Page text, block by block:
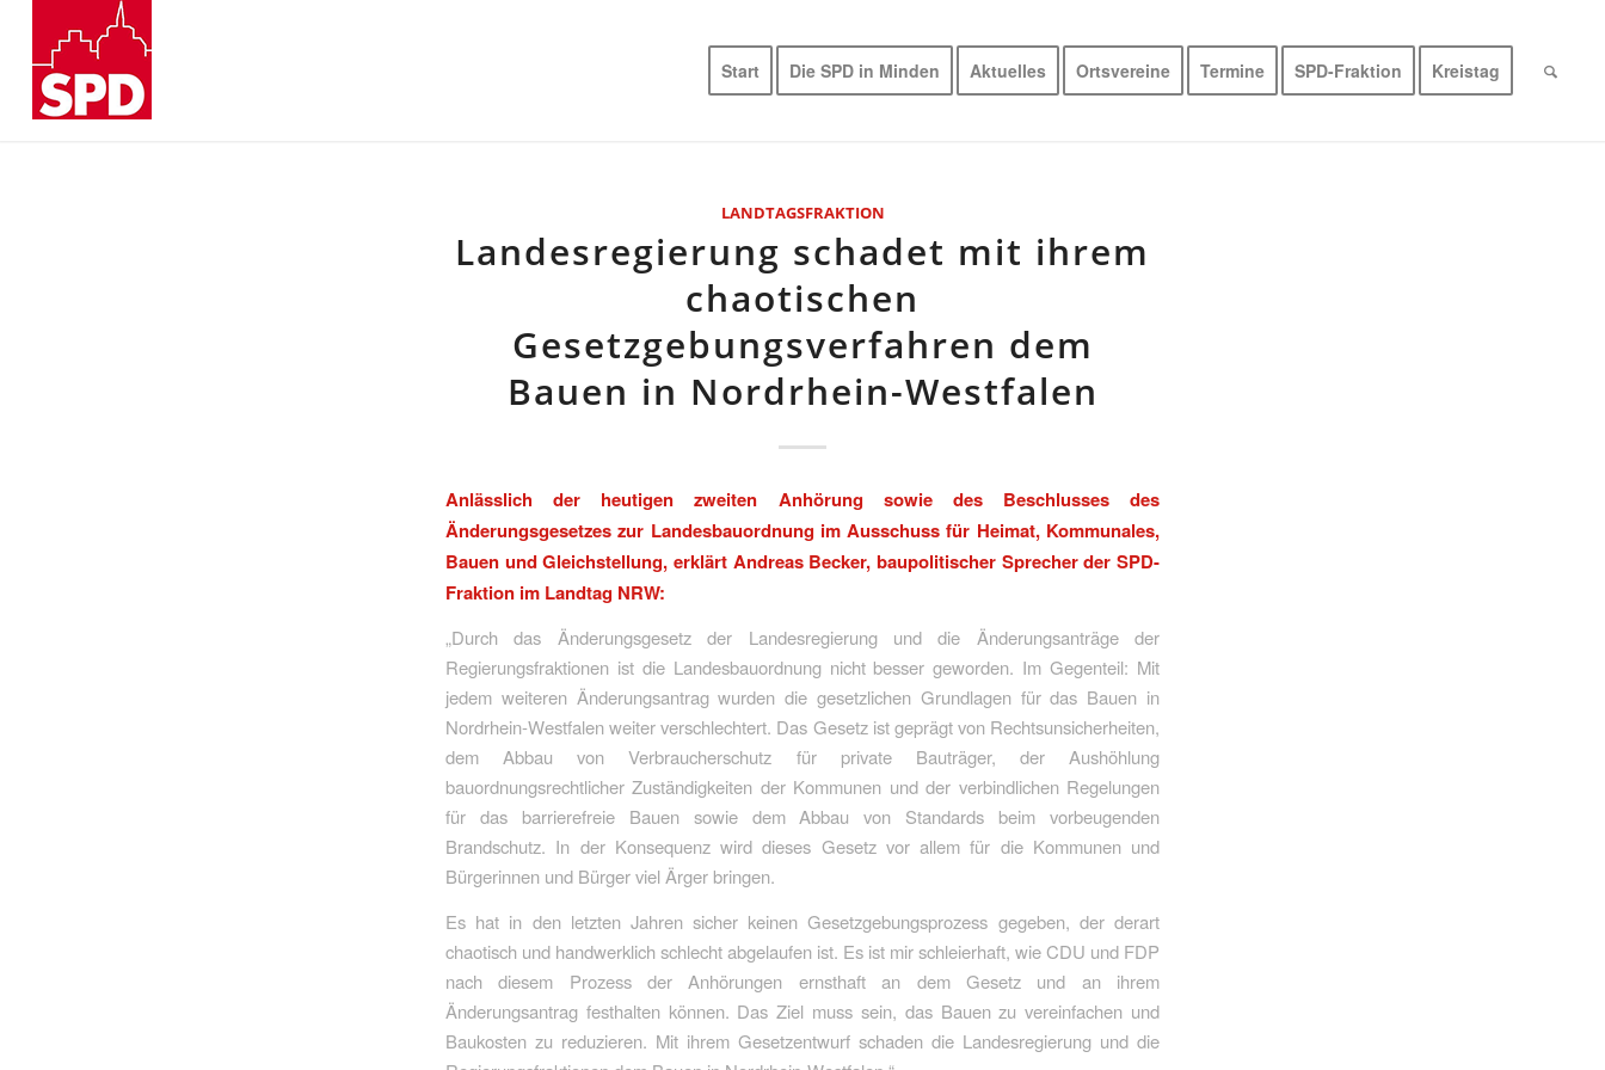
Start Die SPD in Minden Aktuelles Ortsvereine Termine SPD-Fraktion Kreistag
LANDTAGSFRAKTION
Landesregierung schadet mit ihrem
chaotischen
Gesetzgebungsverfahren dem
Bauen in Nordrhein-Westfalen
Anlässlich der heutigen zweiten Anhörung sowie des Beschlusses des
Änderungsgesetzes zur Landesbauordnung im Ausschuss für Heimat, Kommunales,
Bauen und Gleichstellung, erklärt Andreas Becker, baupolitischer Sprecher der SPD-
Fraktion im Landtag NRW:
„Durch das Änderungsgesetz der Landesregierung und die Änderungsanträge der
Regierungsfraktionen ist die Landesbauordnung nicht besser geworden. Im Gegenteil: Mit
jedem weiteren Änderungsantrag wurden die gesetzlichen Grundlagen für das Bauen in
Nordrhein-Westfalen weiter verschlechtert. Das Gesetz ist geprägt von Rechtsunsicherheiten,
dem Abbau von Verbraucherschutz für private Bauträger, der Aushöhlung
bauordnungsrechtlicher Zuständigkeiten der Kommunen und der verbindlichen Regelungen
für das barrierefreie Bauen sowie dem Abbau von Standards beim vorbeugenden
Brandschutz. In der Konsequenz wird dieses Gesetz vor allem für die Kommunen und
Bürgerinnen und Bürger viel Ärger bringen.
Es hat in den letzten Jahren sicher keinen Gesetzgebungsprozess gegeben, der derart
chaotisch und handwerklich schlecht abgelaufen ist. Es ist mir schleierhaft, wie CDU und FDP
nach diesem Prozess der Anhörungen ernsthaft an dem Gesetz und an ihrem
Änderungsantrag festhalten können. Das Ziel muss sein, das Bauen zu vereinfachen und
Baukosten zu reduzieren. Mit ihrem Gesetzentwurf schaden die Landesregierung und die